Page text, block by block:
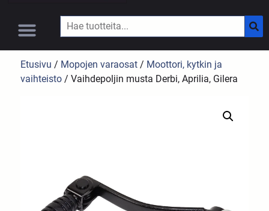
Etusivu / Mopojen varaosat / Moottori, kytkin ja
vaihteisto / Vaihdepoljin musta Derbi, Aprilia, Gilera